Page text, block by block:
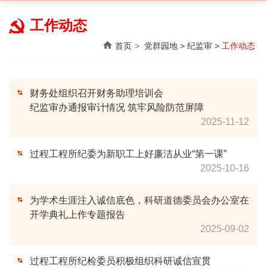
工作动态
首页 党群园地 > 纪监审 > 工作动态
财务处组织召开财务助理培训会
纪监审办通报审计情况 筑牢风险防范屏障
2025-11-12
过程工程所纪委为新职工上好廉洁从业“第一课”
2025-10-16
为学术生涯注入诚信底色，科研道德委员会办公室在
开学典礼上作专题报告
2025-09-02
过程工程所纪检委员积极组织科研诚信宣贯